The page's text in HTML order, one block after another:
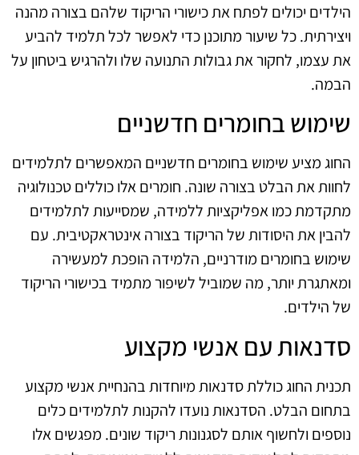
הילדים יכולים לפתח את כישורי הריקוד שלהם בצורה מהנה
ויצירתית. כל שיעור מתוכנן כדי לאפשר לכל תלמיד להביע
את עצמו, לחקור את גבולות התנועה שלו ולהרגיש ביטחון על
הבמה.
שימוש בחומרים חדשניים
החוג מציע שימוש בחומרים חדשניים המאפשרים לתלמידים
לחוות את הבלט בצורה שונה. חומרים אלו כוללים טכנולוגיה
מתקדמת כמו אפליקציות ללמידה, שמסייעות לתלמידים
להבין את היסודות של הריקוד בצורה אינטראקטיבית. עם
שימוש בחומרים מודרניים, הלמידה הופכת למעשירה
ומאתגרת יותר, מה שמוביל לשיפור מתמיד בכישורי הריקוד
של הילדים.
סדנאות עם אנשי מקצוע
תכנית החוג כוללת סדנאות מיוחדות בהנחיית אנשי מקצוע
בתחום הבלט. הסדנאות נועדו להקנות לתלמידים כלים
נוספים ולחשוף אותם לסגנונות ריקוד שונים. מפגשים אלו